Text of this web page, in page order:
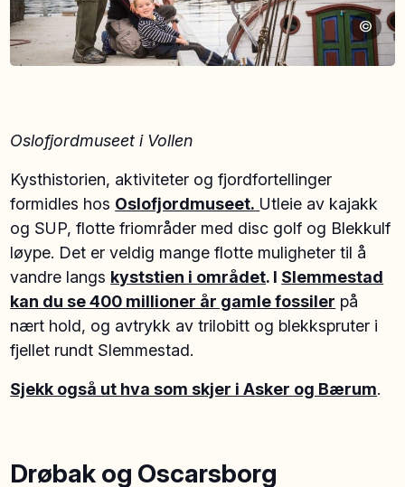
©
Oslofjordmuseet i Vollen
Kysthistorien, aktiviteter og fjordfortellinger
formidles hos Oslofjordmuseet. Utleie av kajakk
og SUP, flotte friområder med disc golf og Blekkulf
løype. Det er veldig mange flotte muligheter til å
vandre langs kyststien i området. I Slemmestad
kan du se 400 millioner år gamle fossiler på
nært hold, og avtrykk av trilobitt og blekkspruter i
fjellet rundt Slemmestad.
Sjekk også ut hva som skjer i Asker og Bærum.
Drøbak og Oscarsborg